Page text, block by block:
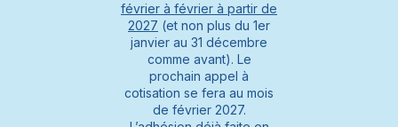
février à février à partir de
2027 (et non plus du 1er
janvier au 31 décembre
comme avant). Le
prochain appel à
cotisation se fera au mois
de février 2027.